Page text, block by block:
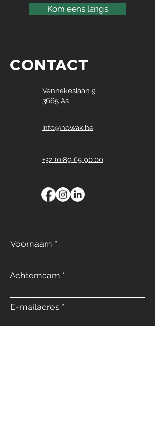
Kom eens langs
CONTACT
Vennekeslaan 9
3665 As
info@nowak.be
+32 (0)89 65 90 00
Voornaam
Achternaam
E-mailadres